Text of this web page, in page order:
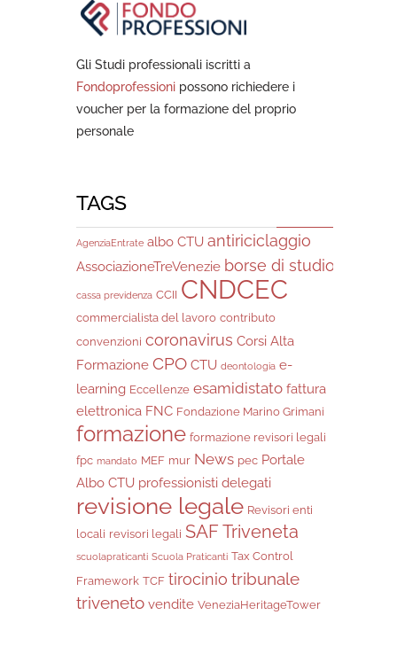
Gli Studi professionali iscritti a
Fondoprofessioni possono richiedere i
voucher per la formazione del proprio
personale
TAGS
AgenziaEntrate albo CTU antiriciclaggio
AssociazioneTreVenezie borse di studio
cassa previdenza CCII CNDCEC
commercialista del lavoro contributo
convenzioni coronavirus Corsi Alta
Formazione CPO CTU deontologia e-
learning Eccellenze esamidistato fattura
elettronica FNC Fondazione Marino Grimani
formazione formazione revisori legali
fpc mandato MEF mur News pec Portale
Albo CTU professionisti delegati
revisione legale Revisori enti
locali revisori legali SAF Triveneta
scuolapraticanti Scuola Praticanti Tax Control
Framework TCF tirocinio tribunale
triveneto vendite VeneziaHeritageTower